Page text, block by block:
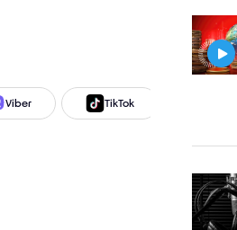
Viber TikTok